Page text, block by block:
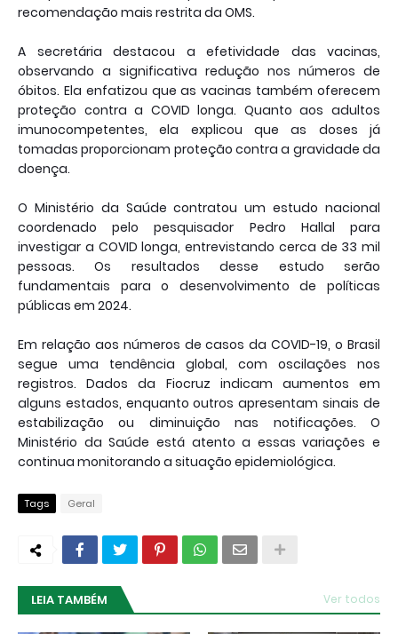
recomendação mais restrita da OMS.
A secretária destacou a efetividade das vacinas,
observando a significativa redução nos números de
óbitos. Ela enfatizou que as vacinas também oferecem
proteção contra a COVID longa. Quanto aos adultos
imunocompetentes, ela explicou que as doses já
tomadas proporcionam proteção contra a gravidade da
doença.
O Ministério da Saúde contratou um estudo nacional
coordenado pelo pesquisador Pedro Hallal para
investigar a COVID longa, entrevistando cerca de 33 mil
pessoas. Os resultados desse estudo serão
fundamentais para o desenvolvimento de políticas
públicas em 2024.
Em relação aos números de casos da COVID-19, o Brasil
segue uma tendência global, com oscilações nos
registros. Dados da Fiocruz indicam aumentos em
alguns estados, enquanto outros apresentam sinais de
estabilização ou diminuição nas notificações. O
Ministério da Saúde está atento a essas variações e
continua monitorando a situação epidemiológica.
Tags Geral
LEIA TAMBÉM Ver todos